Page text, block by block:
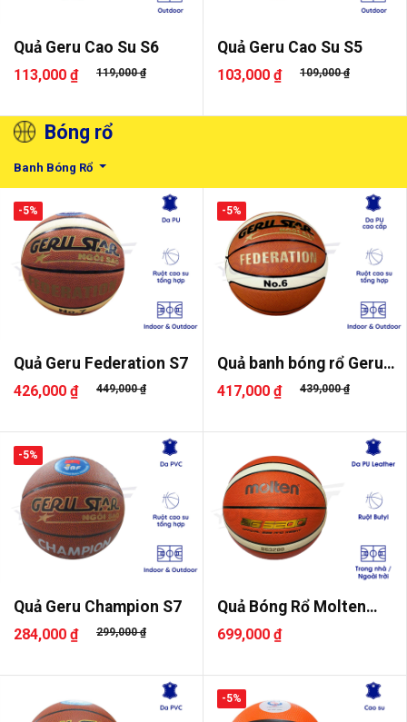
Quả Geru Cao Su S6
113,000 ₫ 119,000 ₫
Quả Geru Cao Su S5
103,000 ₫ 109,000 ₫
Bóng rổ
Banh Bóng Rổ
Quả Geru Federation S7
426,000 ₫ 449,000 ₫
-5%
Quả banh bóng rổ Geru
Federati..
417,000 ₫ 439,000 ₫
-5%
Quả Geru Champion S7
284,000 ₫ 299,000 ₫
-5%
Quả Bóng Rổ Molten
B7G3200 Số ..
699,000 ₫
-5%